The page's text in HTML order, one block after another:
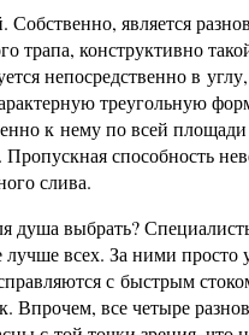
Собственно, является
трапа, конструктивно
непосредственно в
треугольную
к нему по всей
способность
слива.
душа выбрать?
всех. За ними просто
с быстрым
Впрочем, все четыре